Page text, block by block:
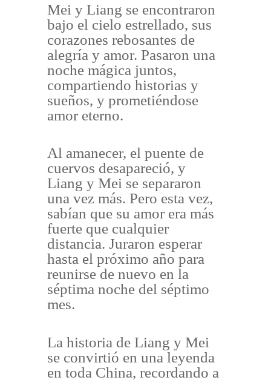
Mei y Liang se encontraron
bajo el cielo estrellado, sus
corazones rebosantes de
alegría y amor. Pasaron una
noche mágica juntos,
compartiendo historias y
sueños, y prometiéndose
amor eterno.
Al amanecer, el puente de
cuervos desapareció, y
Liang y Mei se separaron
una vez más. Pero esta vez,
sabían que su amor era más
fuerte que cualquier
distancia. Juraron esperar
hasta el próximo año para
reunirse de nuevo en la
séptima noche del séptimo
mes.
La historia de Liang y Mei
se convirtió en una leyenda
en toda China, recordando a